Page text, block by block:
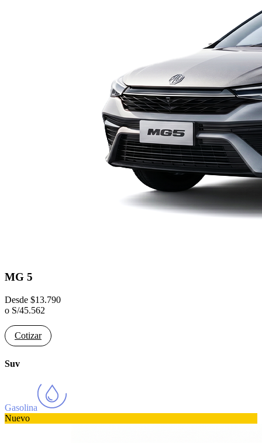
MG 5
Desde $13.790
o S/45.562
Cotizar
Suv
Gasolina
Nuevo